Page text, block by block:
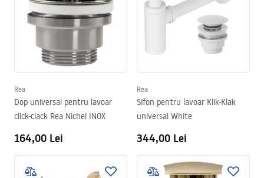
Rea
Dop universal pentru lavoar
click-clack Rea Nichel INOX
164,00 Lei
Rea
Sifon pentru lavoar Klik-Klak
universal White
344,00 Lei